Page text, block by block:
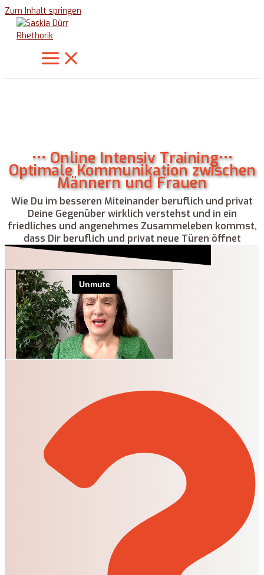
Zum Inhalt springen
••• Online Intensiv Training•••
Optimale Kommunikation zwischen
Männern und Frauen
Wie Du im besseren Miteinander beruflich und privat
Deine Gegenüber wirklich verstehst und in ein
friedliches und angenehmes Zusammeleben kommst,
dass Dir beruflich und privat neue Türen öffnet